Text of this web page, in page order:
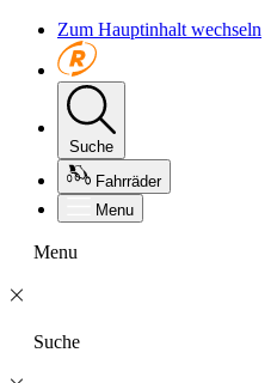
Zum Hauptinhalt wechseln
Suche
Fahrräder
Menu
Menu
Suche